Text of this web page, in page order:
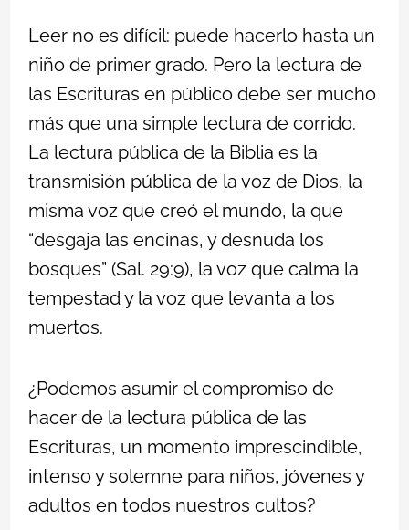
Leer no es difícil: puede hacerlo hasta un
niño de primer grado. Pero la lectura de
las Escrituras en público debe ser mucho
más que una simple lectura de corrido.
La lectura pública de la Biblia es la
transmisión pública de la voz de Dios, la
misma voz que creó el mundo, la que
“desgaja las encinas, y desnuda los
bosques” (Sal. 29:9), la voz que calma la
tempestad y la voz que levanta a los
muertos.
¿Podemos asumir el compromiso de
hacer de la lectura pública de las
Escrituras, un momento imprescindible,
intenso y solemne para niños, jóvenes y
adultos en todos nuestros cultos?